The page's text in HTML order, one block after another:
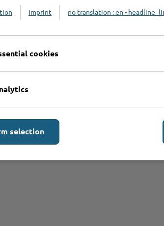
Imprint no translation : en -
cookies
selection